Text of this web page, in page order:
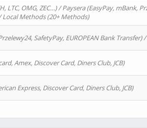
LTC, OMG, ZEC…) / Paysera (EasyPay, mBank,
Local Methods (20+ Methods)
SafetyPay, EUROPEAN Bank Transfer)
Amex, Discover Card, Diners Club, JCB)
Express, Discover Card, Diners Club, JCB)